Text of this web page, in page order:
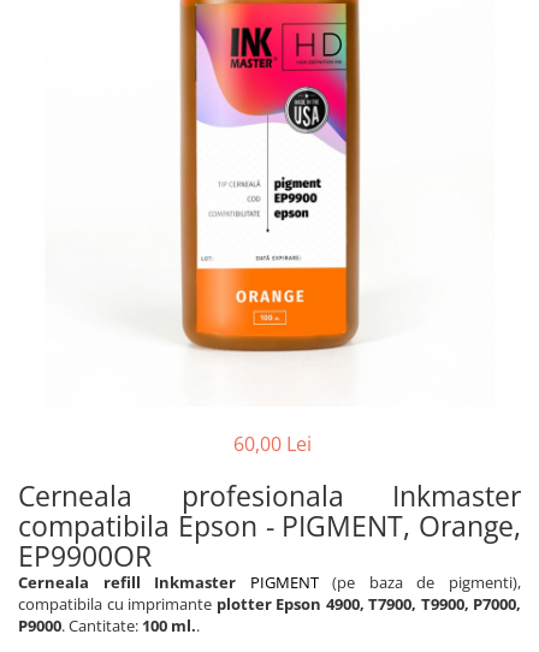
60,00 Lei
Cerneala profesionala Inkmaster
compatibila Epson - PIGMENT, Orange,
EP9900OR
Cerneala refill Inkmaster PIGMENT(pe baza de pigmenti),
compatibila cu imprimante plotter Epson 4900, T7900, T9900, P7000,
P9000. Cantitate: 100 ml..